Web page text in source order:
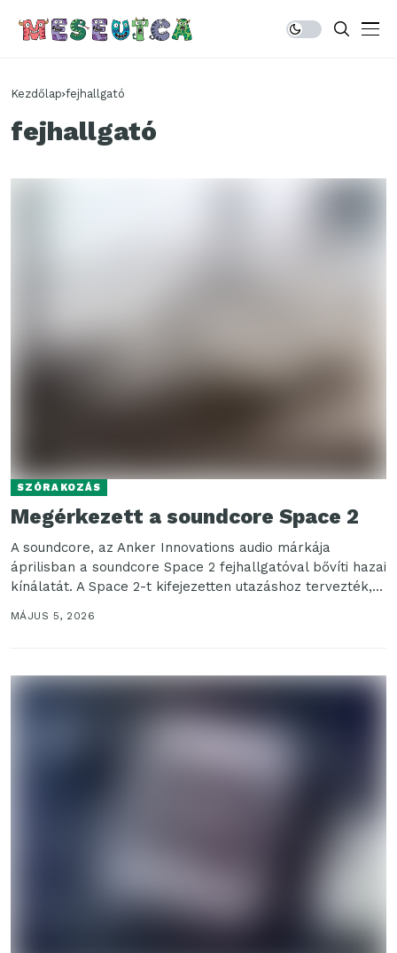
Kezdőlap fejhallgató
fejhallgató
SZÓRAKOZÁS
Megérkezett a soundcore Space 2
A soundcore, az Anker Innovations audio márkája
áprilisban a soundcore Space 2 fejhallgatóval bővíti hazai
kínálatát. A Space 2-t kifejezetten utazáshoz tervezték,
ugyanakkor...
MÁJUS 5, 2026